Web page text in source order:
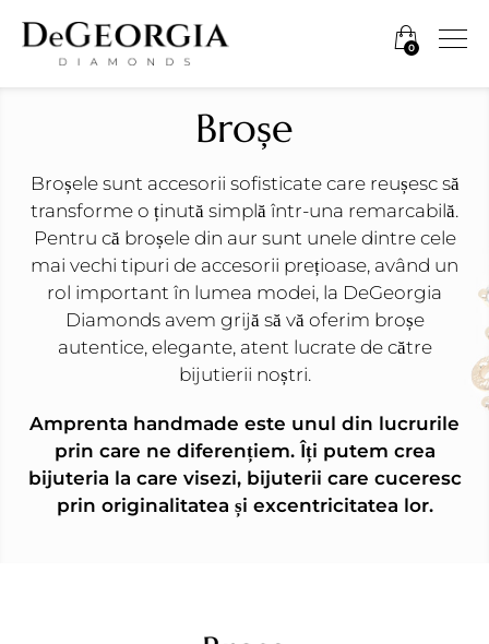
0
Broșe
Broșele sunt accesorii sofisticate care reușesc să
transforme o ținută simplă într-una remarcabilă.
Pentru că broșele din aur sunt unele dintre cele
mai vechi tipuri de accesorii prețioase, având un
rol important în lumea modei, la DeGeorgia
Diamonds avem grijă să vă oferim broșe
autentice, elegante, atent lucrate de către
bijutierii noștri.
Amprenta handmade este unul din lucrurile
prin care ne diferențiem. Îți putem crea
bijuteria la care visezi, bijuterii care cuceresc
prin originalitatea și excentricitatea lor.